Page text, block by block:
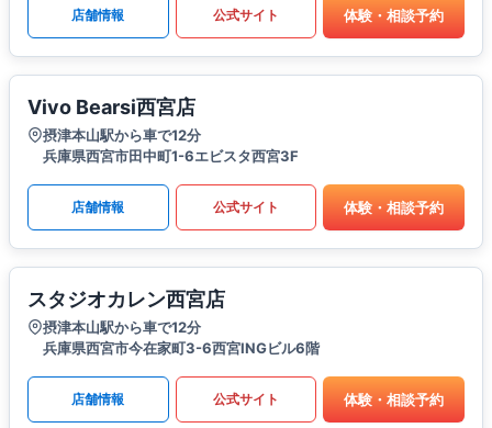
店舗情報 公式サイト 体験・相談予約
Vivo Bearsi西宮店
摂津本山駅から車で12分
兵庫県西宮市田中町1-6エビスタ西宮3F
店舗情報 公式サイト 体験・相談予約
スタジオカレン西宮店
摂津本山駅から車で12分
兵庫県西宮市今在家町3-6西宮INGビル6階
店舗情報 公式サイト 体験・相談予約